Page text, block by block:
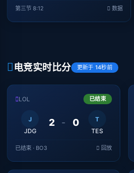
第三节 8:12 数据
电竞实时比分 更新于 14秒前
LOL 已结束
J
JDG
2 - 0
T
TES
已结束 · BO3 回放